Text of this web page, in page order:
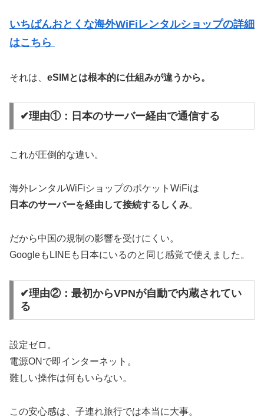
いちばんおとくな海外WiFiレンタルショップの詳細
はこちら
それは、 eSIMとは根本的に仕組みが違うから。
✔理由①：日本のサーバー経由で通信する
これが圧倒的な違い。
海外レンタルWiFiショップのポケットWiFiは
日本のサーバーを経由して接続するしくみ。
だから中国の規制の影響を受けにくい。
GoogleもLINEも日本にいるのと同じ感覚で使えました。
✔理由②：最初からVPNが自動で内蔵されてい
る
設定ゼロ。
電源ONで即インターネット。
難しい操作は何もいらない。
この安心感は、子連れ旅行では本当に大事。